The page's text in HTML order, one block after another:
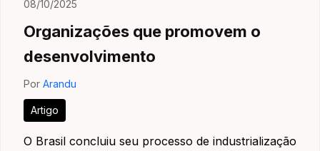
08/10/2025
Organizações que promovem o
desenvolvimento
Por Arandu
Artigo
O Brasil concluiu seu processo de industrialização